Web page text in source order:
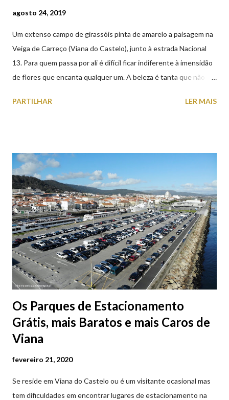
agosto 24, 2019
Um extenso campo de girassóis pinta de amarelo a paisagem na
Veiga de Carreço (Viana do Castelo), junto à estrada Nacional
13. Para quem passa por ali é difícil ficar indiferente à imensidão
de flores que encanta qualquer um. A beleza é tanta que não
aproveite a paisagem como cenário para tirar algumas
PARTILHAR LER MAIS
Os Parques de Estacionamento
Grátis, mais Baratos e mais Caros de
Viana
fevereiro 21, 2020
Se reside em Viana do Castelo ou é um visitante ocasional mas
tem dificuldades em encontrar lugares de estacionamento na